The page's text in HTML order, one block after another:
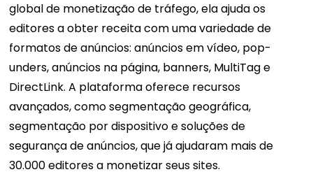
global de monetização de tráfego, ela ajuda os
editores a obter receita com uma variedade de
formatos de anúncios: anúncios em vídeo, pop-
unders, anúncios na página, banners, MultiTag e
DirectLink. A plataforma oferece recursos
avançados, como segmentação geográfica,
segmentação por dispositivo e soluções de
segurança de anúncios, que já ajudaram mais de
30.000 editores a monetizar seus sites.